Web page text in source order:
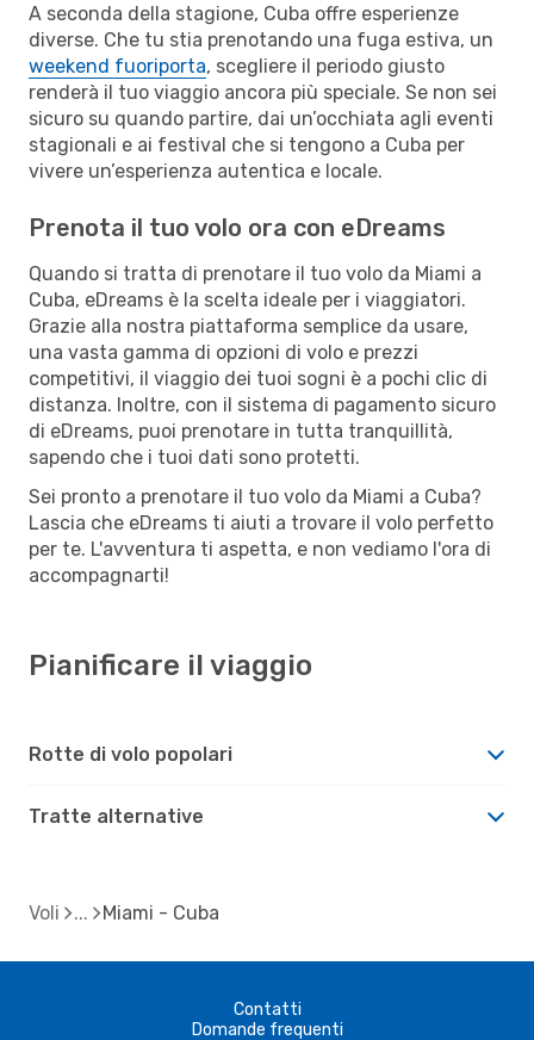
A seconda della stagione, Cuba offre esperienze
diverse. Che tu stia prenotando una fuga estiva, un
weekend fuoriporta, scegliere il periodo giusto
renderà il tuo viaggio ancora più speciale. Se non sei
sicuro su quando partire, dai un’occhiata agli eventi
stagionali e ai festival che si tengono a Cuba per
vivere un’esperienza autentica e locale.
Prenota il tuo volo ora con eDreams
Quando si tratta di prenotare il tuo volo da Miami a
Cuba, eDreams è la scelta ideale per i viaggiatori.
Grazie alla nostra piattaforma semplice da usare,
una vasta gamma di opzioni di volo e prezzi
competitivi, il viaggio dei tuoi sogni è a pochi clic di
distanza. Inoltre, con il sistema di pagamento sicuro
di eDreams, puoi prenotare in tutta tranquillità,
sapendo che i tuoi dati sono protetti.
Sei pronto a prenotare il tuo volo da Miami a Cuba?
Lascia che eDreams ti aiuti a trovare il volo perfetto
per te. L'avventura ti aspetta, e non vediamo l'ora di
accompagnarti!
Pianificare il viaggio
Rotte di volo popolari
Tratte alternative
Voli Miami - Cuba
Contatti
Domande frequenti